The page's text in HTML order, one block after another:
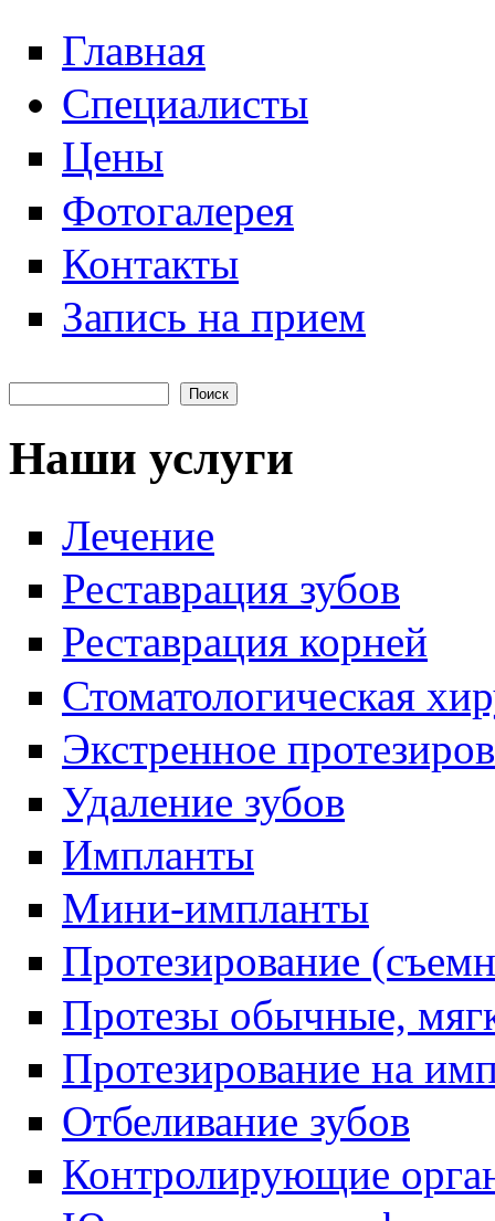
Главная
Специалисты
Цены
Фотогалерея
Контакты
Запись на прием
Форма поиска
Наши услуги
Лечение
Реставрация зубов
Реставрация корней
Стоматологическая
Экстренное
Удаление зубов
Импланты
Мини-импланты
Протезирование
Протезы обычные,
Протезирование на
Отбеливание зубов
Контролирующие